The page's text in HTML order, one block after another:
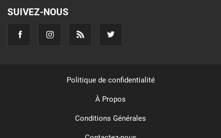
SUIVEZ-NOUS
Politique de confidentialité
À Propos
Conditions Générales